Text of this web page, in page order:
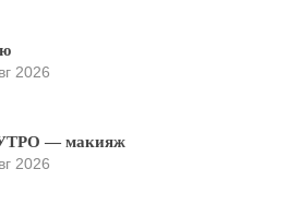
2026
— макияж
2026